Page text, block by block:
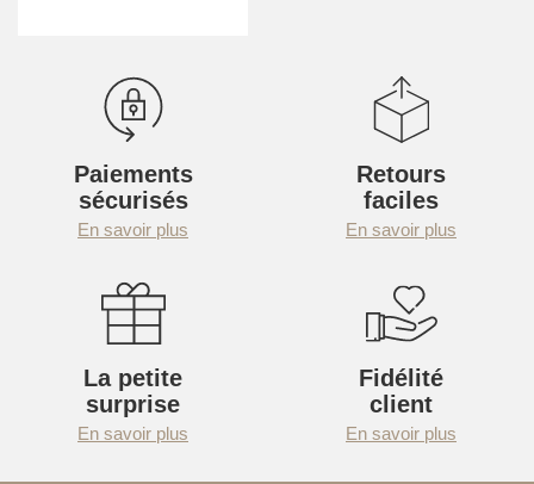
Paiements
sécurisés
En savoir plus
Retours
faciles
En savoir plus
La petite
surprise
En savoir plus
Fidélité
client
En savoir plus